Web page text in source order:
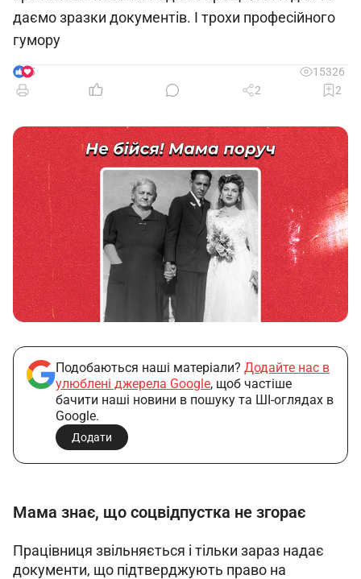
даємо зразки документів. І трохи професійного
гумору
5
15326
2
2
Подобаються наші матеріали? Додайте нас в
улюблені джерела Google, щоб частіше
бачити наші новини в пошуку та ШІ-оглядах в
Google.
Додати
Мама знає, що соцвідпустка не згорає
Працівниця звільняється і тільки зараз надає
документи, що підтверджують право на